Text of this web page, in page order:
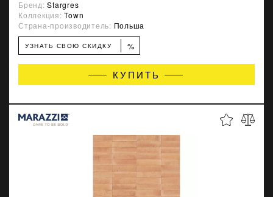
Бренд:Stargres
Коллекция:Town
Страна-производитель: Польша
УЗНАТЬ СВОЮ СКИДКУ %
КУПИТЬ